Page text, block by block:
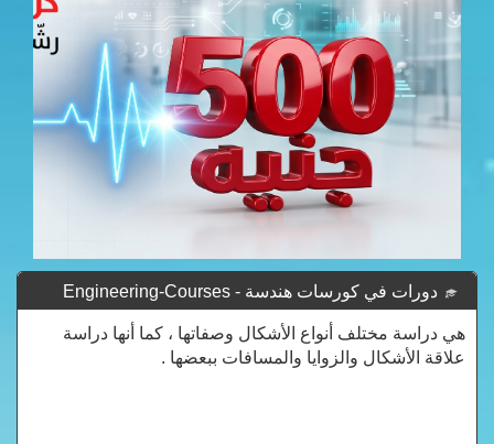
دورات في كورسات هندسة - Engineering-Courses
Courses
هي دراسة مختلف أنواع الأشكال وصفاتها ، كما أنها دراسة
علاقة الأشكال والزوايا والمسافات ببعضها .